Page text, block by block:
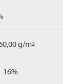
g/m2
16%